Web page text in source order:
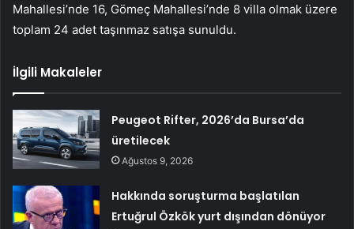
Mahallesi’nde 16, Gömeç Mahallesi’nde 8 villa olmak üzere
toplam 24 adet taşınmaz satışa sunuldu.
İlgili Makaleler
Peugeot Rifter, 2026’da Bursa’da
üretilecek
Ağustos 9, 2026
Hakkında soruşturma başlatılan
Ertuğrul Özkök yurt dışından dönüyor